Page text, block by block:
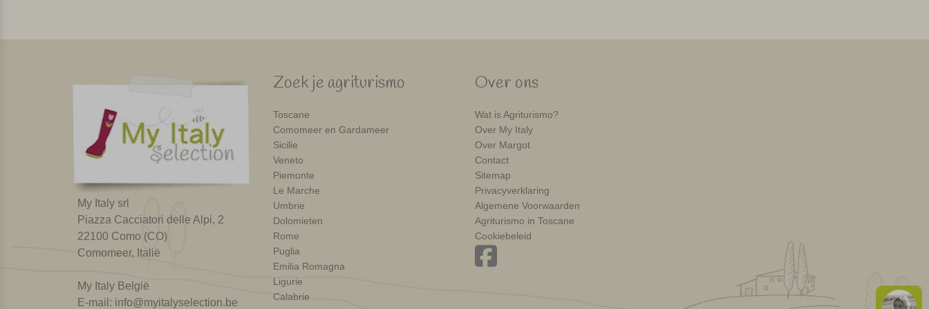
My Italy srl
Piazza Cacciatori delle Alpi, 2
22100 Como (CO)
Comomeer, Italië
My Italy België
E-mail: info@myitalyselection.be
Zoek je agriturismo
Toscane
Comomeer en Gardameer
Sicilie
Veneto
Piemonte
Le Marche
Umbrie
Dolomieten
Rome
Puglia
Emilia Romagna
Ligurie
Calabrie
Over ons
Wat is Agriturismo?
Over My Italy
Over Margot
Contact
Sitemap
Privacyverklaring
Algemene Voorwaarden
Agriturismo in Toscane
Cookiebeleid